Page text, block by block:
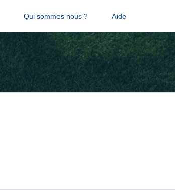
Qui sommes nous ? Aide